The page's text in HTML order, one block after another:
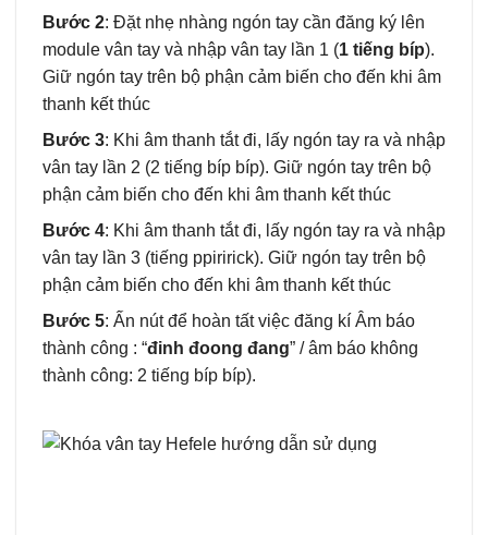
Bước 2: Đặt nhẹ nhàng ngón tay cần đăng ký lên
module vân tay và nhập vân tay lần 1 (1 tiếng bíp).
Giữ ngón tay trên bộ phận cảm biến cho đến khi âm
thanh kết thúc
Bước 3: Khi âm thanh tắt đi, lấy ngón tay ra và nhập
vân tay lần 2 (2 tiếng bíp bíp). Giữ ngón tay trên bộ
phận cảm biến cho đến khi âm thanh kết thúc
Bước 4: Khi âm thanh tắt đi, lấy ngón tay ra và nhập
vân tay lần 3 (tiếng ppiririck). Giữ ngón tay trên bộ
phận cảm biến cho đến khi âm thanh kết thúc
Bước 5: Ấn nút để hoàn tất việc đăng kí Âm báo
thành công : “đinh đoong đang” / âm báo không
thành công: 2 tiếng bíp bíp).